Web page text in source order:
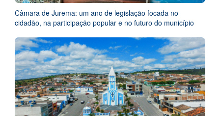
Câmara de Jurema: um ano de legislação focada no
cidadão, na participação popular e no futuro do município